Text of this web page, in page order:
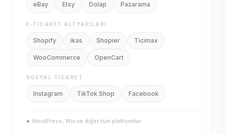
eBay Etsy Dolap Pazarama
E-TICARET ALTYAPILARI
Shopify ikas Shopier Ticimax
WooCommerce OpenCart
SOSYAL TICARET
Instagram TikTok Shop Facebook
+ WordPress, Wix ve diğer tüm platformlar